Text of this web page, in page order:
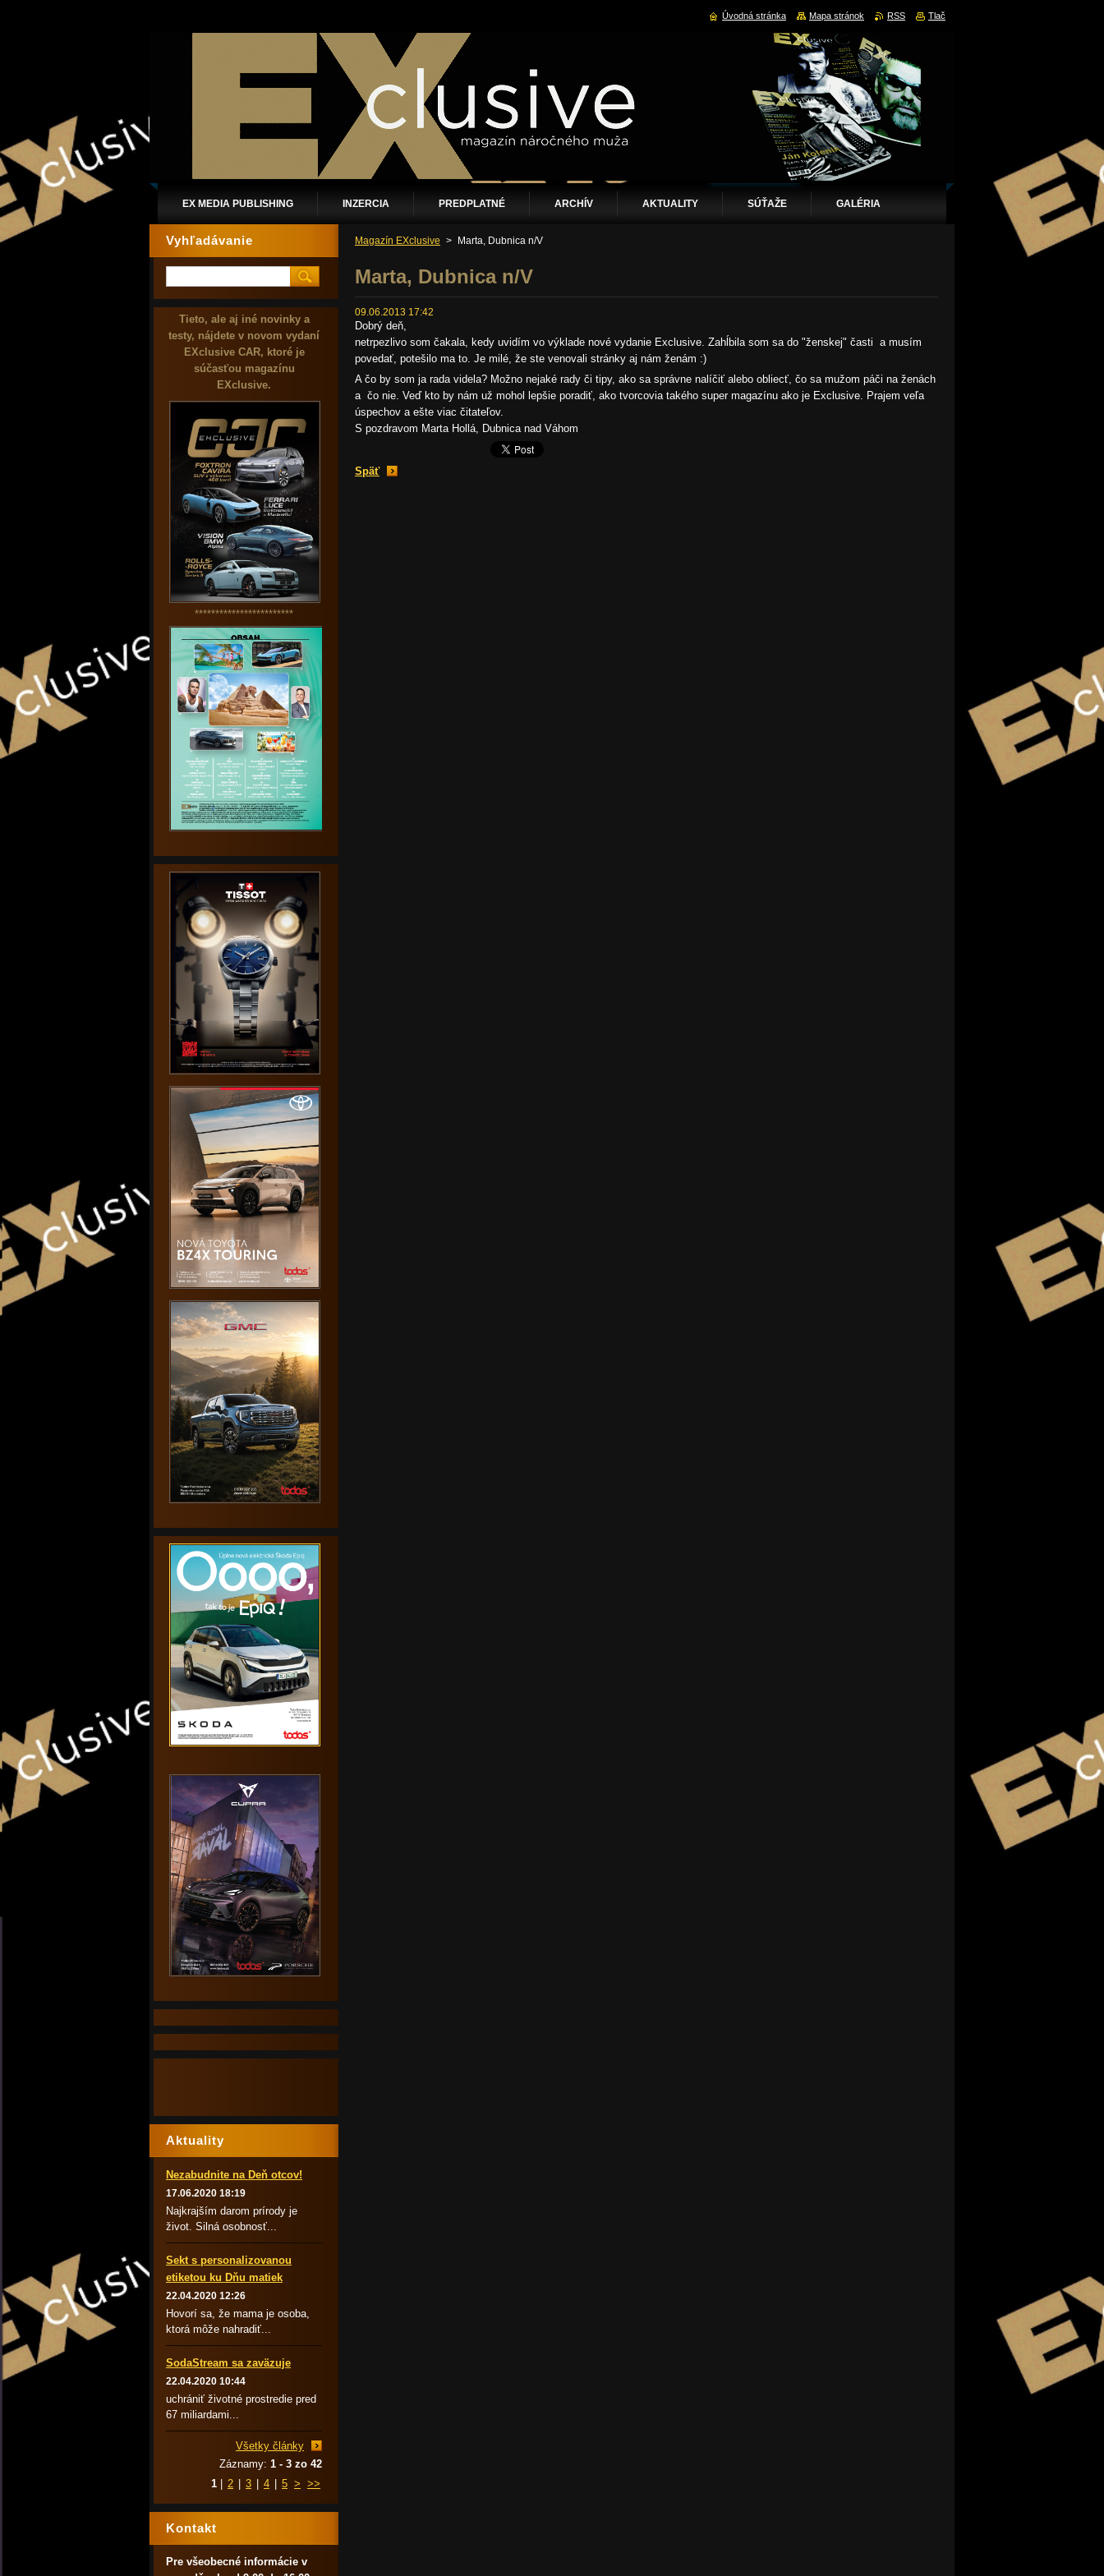
EX MEDIA PUBLISHING INZERCIA PREDPLATNÉ ARCHÍV AKTUALITY SÚŤAŽE GALÉRIA
Magazín EXclusive > Marta, Dubnica n/V
Marta, Dubnica n/V
09.06.2013 17:42
Dobrý deň,
netrpezlivo som čakala, kedy uvidím vo výklade nové vydanie Exclusive. Zahĺbila som sa do "ženskej" časti a musím
povedať, potešilo ma to. Je milé, že ste venovali stránky aj nám ženám :)
A čo by som ja rada videla? Možno nejaké rady či tipy, ako sa správne nalíčiť alebo obliecť, čo sa mužom páči na ženách
a čo nie. Veď kto by nám už mohol lepšie poradiť, ako tvorcovia takého super magazínu ako je Exclusive. Prajem veľa
úspechov a ešte viac čitateľov.
S pozdravom Marta Hollá, Dubnica nad Váhom
Späť
Vyhľadávanie
Tieto, ale aj iné novinky a
testy, nájdete v novom vydaní
EXclusive CAR, ktoré je
súčasťou magazínu
EXclusive.
************************
Aktuality
Nezabudnite na Deň otcov!
17.06.2020 18:19
Najkrajším darom prírody je
život. Silná osobnosť...
Sekt s personalizovanou
etiketou ku Dňu matiek
22.04.2020 12:26
Hovorí sa, že mama je osoba,
ktorá môže nahradiť...
SodaStream sa zaväzuje
22.04.2020 10:44
uchrániť životné prostredie pred
67 miliardami...
Všetky články
Záznamy: 1 - 3 zo 42
1
2 3 4 5 > >>
Kontakt
Pre všeobecné informácie v
Úvodná stránka Mapa stránok RSS Tlač